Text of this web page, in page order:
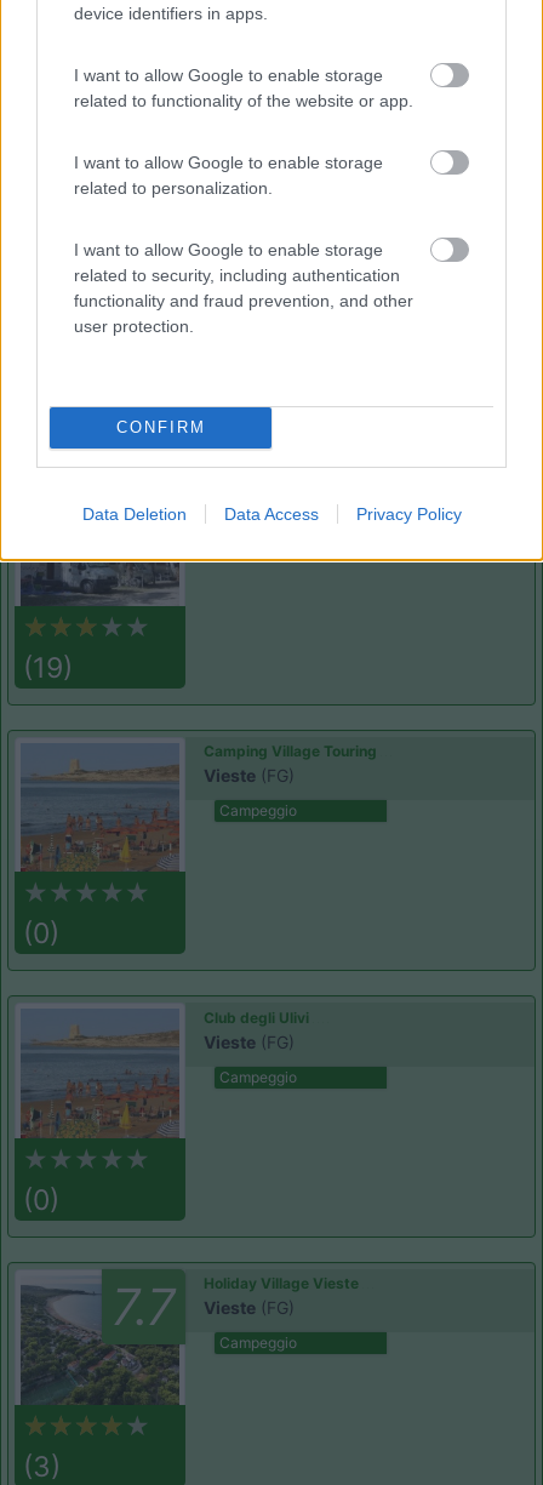
device identifiers in apps.
I want to allow Google to enable storage
related to functionality of the website or app.
I want to allow Google to enable storage
related to personalization.
I want to allow Google to enable storage
related to security, including authentication
functionality and fraud prevention, and other
user protection.
CONFIRM
Data Deletion Data Access Privacy Policy
Sosta senza servizi, 10€/24h, ottima per prendere
centro, custodita h. 24!
Caratteristiche Gestione Posizione Prezzo
Segnalati nei dintorni
(19)
Vieste(FG)
(0)
Camping Village Touring
Vieste (FG)
Campeggio
(0)
Club degli Ulivi
Vieste (FG)
Campeggio
7.7
(3)
Holiday Village Vieste
Vieste (FG)
Campeggio